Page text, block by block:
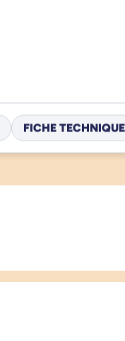
FICHE TECHNIQUE